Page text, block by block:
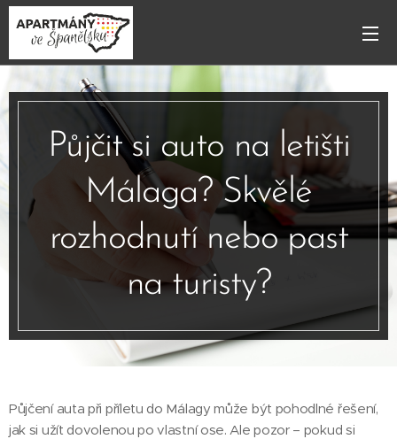
Půjčit si auto na letišti
Málaga? Skvělé
rozhodnutí nebo past
na turisty?
Půjčení auta při příletu do Málagy může být pohodlné řešení,
jak si užít dovolenou po vlastní ose. Ale pozor – pokud si